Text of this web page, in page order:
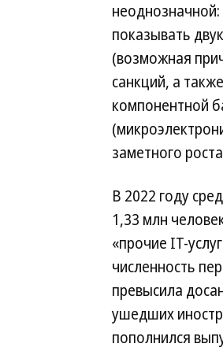
показывать
(возможная
санкций, а
компонентной
заметного
В 2022 году
1,33 млн
«прочие IT-
численность
превысила
ушедших
пополнился